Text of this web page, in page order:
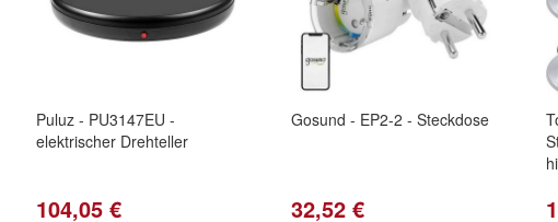
Puluz - PU3147EU -
elektrischer Drehteller
104,05 €
Gosund - EP2-2 - Steckdose
32,52 €